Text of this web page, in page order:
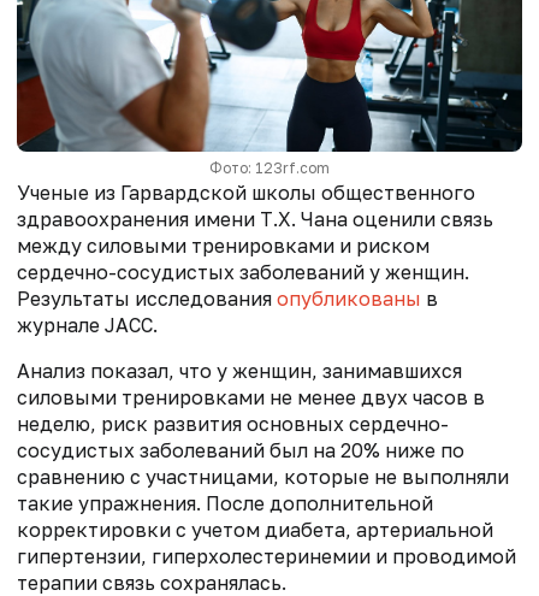
Фото: 123rf.com
Ученые из Гарвардской школы общественного
здравоохранения имени Т.Х. Чана оценили связь
между силовыми тренировками и риском
сердечно-сосудистых заболеваний у женщин.
Результаты исследования опубликованы в
журнале JACC.
Анализ показал, что у женщин, занимавшихся
силовыми тренировками не менее двух часов в
неделю, риск развития основных сердечно-
сосудистых заболеваний был на 20% ниже по
сравнению с участницами, которые не выполняли
такие упражнения. После дополнительной
корректировки с учетом диабета, артериальной
гипертензии, гиперхолестеринемии и проводимой
терапии связь сохранялась.